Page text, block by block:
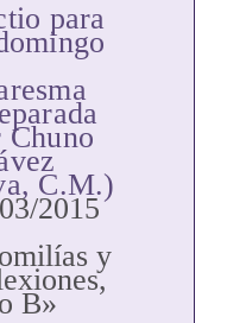
para
Chuno
C.M.)
2015
y
B»